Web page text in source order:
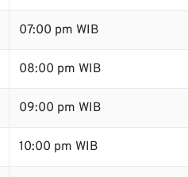
07:00 pm WIB
08:00 pm WIB
09:00 pm WIB
10:00 pm WIB